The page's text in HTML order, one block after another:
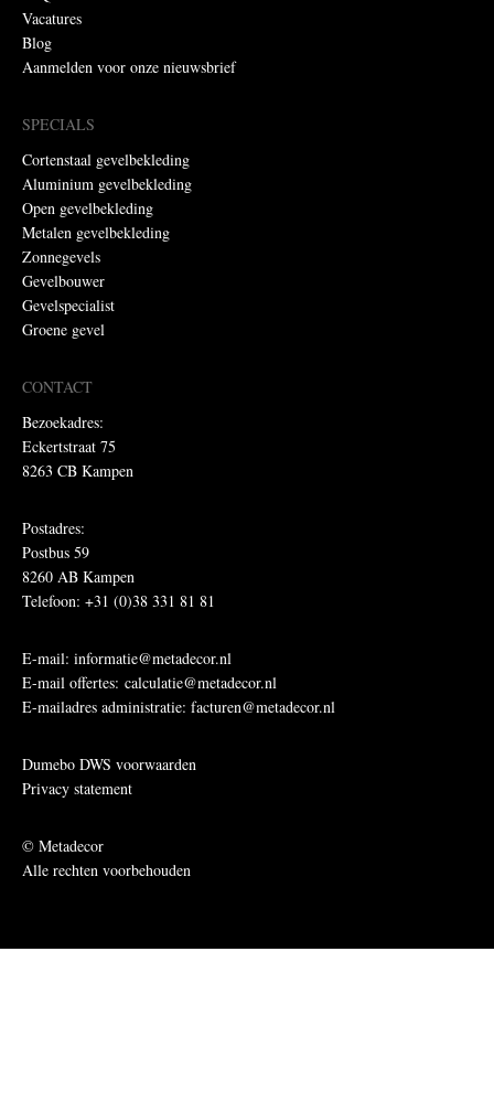
Vacatures
Blog
Aanmelden voor onze nieuwsbrief
SPECIALS
Cortenstaal gevelbekleding
Aluminium gevelbekleding
Open gevelbekleding
Metalen gevelbekleding
Zonnegevels
Gevelbouwer
Gevelspecialist
Groene gevel
CONTACT
Bezoekadres:
Eckertstraat 75
8263 CB Kampen
Postadres:
Postbus 59
8260 AB Kampen
Telefoon: +31 (0)38 331 81 81
E-mail: informatie@metadecor.nl
E-mail offertes: calculatie@metadecor.nl
E-mailadres administratie: facturen@metadecor.nl
Dumebo DWS voorwaarden
Privacy statement
© Metadecor
Alle rechten voorbehouden